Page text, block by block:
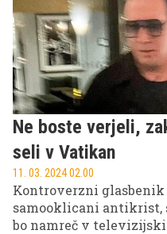
Ne boste verjeli,
seli v Vatikan
11. 03. 2024 02.00
Kontroverzni
samooklicani antikrist,
bo namreč v televizijski